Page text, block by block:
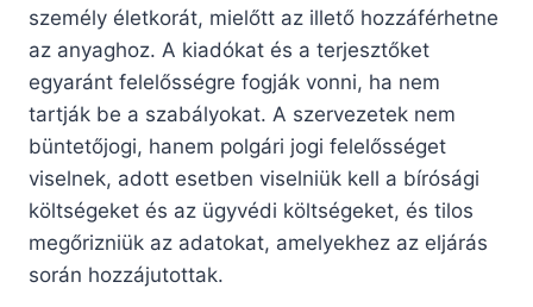
személy életkorát, mielőtt az illető hozzáférhetne
az anyaghoz. A kiadókat és a terjesztőket
egyaránt felelősségre fogják vonni, ha nem
tartják be a szabályokat. A szervezetek nem
büntetőjogi, hanem polgári jogi felelősséget
viselnek, adott esetben viselniük kell a bírósági
költségeket és az ügyvédi költségeket, és tilos
megőrizniük az adatokat, amelyekhez az eljárás
során hozzájutottak.